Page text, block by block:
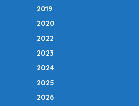
2019
2020
2022
2023
2024
2025
2026